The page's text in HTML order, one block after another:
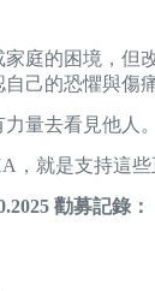
庭的困境，但
己的恐懼與傷
量去看見他人
，就是支持這些
勸募記錄：